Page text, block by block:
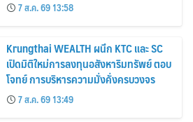
7 ส.ค. 69 13:58
Krungthai WEALTH ผนึก KTC และ SC
เปิดมิติใหม่การลงทุนอสังหาริมทรัพย์ ตอบ
โจทย์ การบริหารความมั่งคั่งครบวงจร
7 ส.ค. 69 13:49